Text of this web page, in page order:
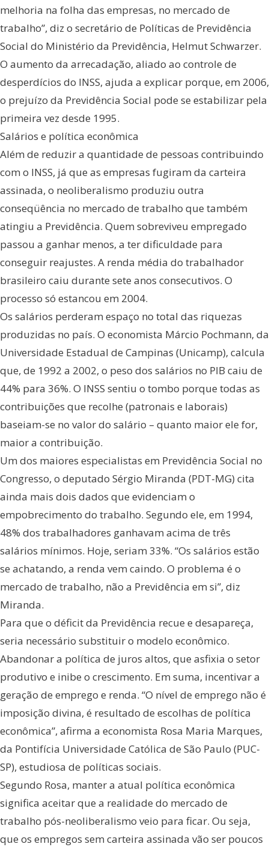
melhoria na folha das empresas, no mercado de
trabalho”, diz o secretário de Políticas de Previdência
Social do Ministério da Previdência, Helmut Schwarzer.
O aumento da arrecadação, aliado ao controle de
desperdícios do INSS, ajuda a explicar porque, em 2006,
o prejuízo da Previdência Social pode se estabilizar pela
primeira vez desde 1995.
Salários e política econômica
Além de reduzir a quantidade de pessoas contribuindo
com o INSS, já que as empresas fugiram da carteira
assinada, o neoliberalismo produziu outra
conseqüência no mercado de trabalho que também
atingiu a Previdência. Quem sobreviveu empregado
passou a ganhar menos, a ter dificuldade para
conseguir reajustes. A renda média do trabalhador
brasileiro caiu durante sete anos consecutivos. O
processo só estancou em 2004.
Os salários perderam espaço no total das riquezas
produzidas no país. O economista Márcio Pochmann, da
Universidade Estadual de Campinas (Unicamp), calcula
que, de 1992 a 2002, o peso dos salários no PIB caiu de
44% para 36%. O INSS sentiu o tombo porque todas as
contribuições que recolhe (patronais e laborais)
baseiam-se no valor do salário – quanto maior ele for,
maior a contribuição.
Um dos maiores especialistas em Previdência Social no
Congresso, o deputado Sérgio Miranda (PDT-MG) cita
ainda mais dois dados que evidenciam o
empobrecimento do trabalho. Segundo ele, em 1994,
48% dos trabalhadores ganhavam acima de três
salários mínimos. Hoje, seriam 33%. “Os salários estão
se achatando, a renda vem caindo. O problema é o
mercado de trabalho, não a Previdência em si”, diz
Miranda.
Para que o déficit da Previdência recue e desapareça,
seria necessário substituir o modelo econômico.
Abandonar a política de juros altos, que asfixia o setor
produtivo e inibe o crescimento. Em suma, incentivar a
geração de emprego e renda. “O nível de emprego não é
imposição divina, é resultado de escolhas de política
econômica”, afirma a economista Rosa Maria Marques,
da Pontifícia Universidade Católica de São Paulo (PUC-
SP), estudiosa de políticas sociais.
Segundo Rosa, manter a atual política econômica
significa aceitar que a realidade do mercado de
trabalho pós-neoliberalismo veio para ficar. Ou seja,
que os empregos sem carteira assinada vão ser poucos